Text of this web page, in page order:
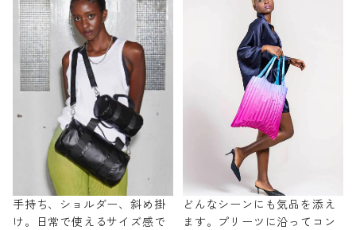
手持ち、ショルダー、斜め掛
け。日常で使えるサイズ感で
どんなシーンにも気品を添え
ます。プリーツに沿ってコン